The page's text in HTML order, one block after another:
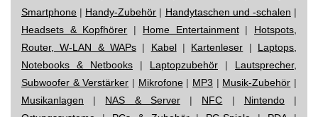
Smartphone | Handy-Zubehör | Handytaschen und -schalen |
Headsets & Kopfhörer | Home Entertainment| Hotspots,
Router, W-LAN & WAPs | Kabel| Kartenleser | Laptops,
Notebooks & Netbooks | Laptopzubehör | Lautsprecher,
Subwoofer & Verstärker | Mikrofone| MP3 | Musik-Zubehör |
Musikanlagen | NAS & Server| NFC | Nintendo|